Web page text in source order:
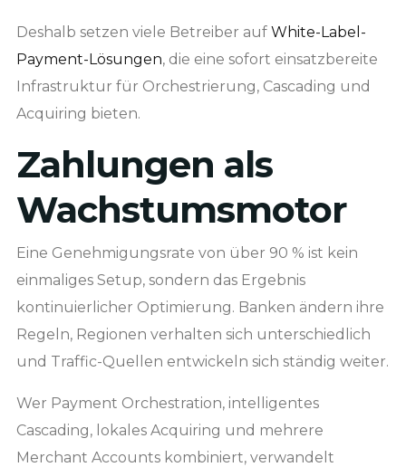
Deshalb setzen viele Betreiber auf White-Label-
Payment-Lösungen, die eine sofort einsatzbereite
Infrastruktur für Orchestrierung, Cascading und
Acquiring bieten.
Zahlungen als
Wachstumsmotor
Eine Genehmigungsrate von über 90 % ist kein
einmaliges Setup, sondern das Ergebnis
kontinuierlicher Optimierung. Banken ändern ihre
Regeln, Regionen verhalten sich unterschiedlich
und Traffic-Quellen entwickeln sich ständig weiter.
Wer Payment Orchestration, intelligentes
Cascading, lokales Acquiring und mehrere
Merchant Accounts kombiniert, verwandelt